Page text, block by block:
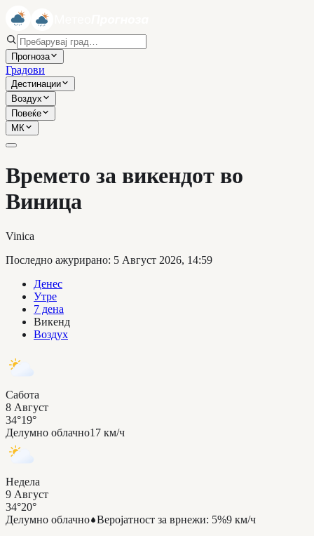
Прогноза
Градови
Дестинации
Воздух
Повеќе
МК
Времето за викендот во
Виница
Vinica
Последно ажурирано: 5 Август 2026, 14:59
Денес
Утре
7 дена
Викенд
Воздух
Сабота
8 Август
34°19°
Делумно облачно17 км/ч
Недела
9 Август
34°20°
Делумно облачно Веројатност за врнежи: 5%9 км/ч